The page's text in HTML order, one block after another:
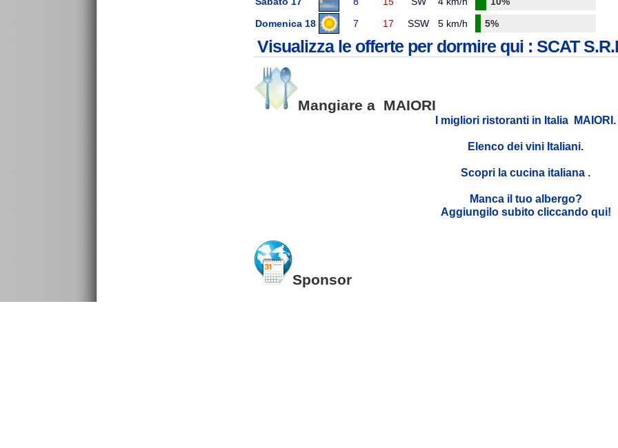
Domenica 18
7 17 SSW 5 km/h 5%
Visualizza le offerte per dormire qui : SCAT
Mangiare a MAIORI
I migliori ristoranti in Italia MAIORI
Elenco dei vini Italiani
Scopri la cucina italiana
Manca il tuo albergo?
Aggiungilo subito cliccando qui!
Sponsor